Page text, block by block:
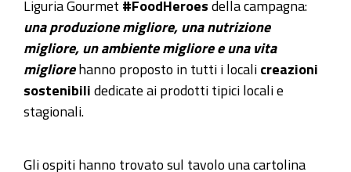
Liguria Gourmet #FoodHeroes della campagna:
una produzione migliore, una nutrizione
migliore, un ambiente migliore e una vita
migliorehanno proposto in tutti i locali creazioni
sostenibili dedicate ai prodotti tipici locali e
stagionali.
Gli ospiti hanno trovato sul tavolo una cartolina